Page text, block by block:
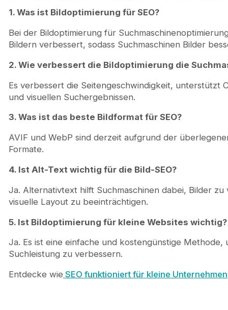
1. Was ist Bildoptimierung für SEO?
Bei der Bildoptimierung für
Bildern verbessert, sodass Suchmaschinen Bilder
2. Wie verbessert die Bildoptimierung die
Es verbessert die Seitengeschwindigkeit, unterstützt
und visuellen Suchergebnissen.
3. Was ist das beste Bildformat für SEO?
AVIF und WebP sind derzeit aufgrund der
Formate.
4. Ist Alt-Text wichtig für die Bild-SEO?
Ja. Alternativtext hilft Suchmaschinen dabei, Bilder
visuelle Layout zu beeinträchtigen.
5. Ist Bildoptimierung für kleine Websites wichtig?
Ja. Es ist eine einfache und kostengünstige
Suchleistung zu verbessern.
Entdecke wie SEO funktioniert für kleine Unternehmen